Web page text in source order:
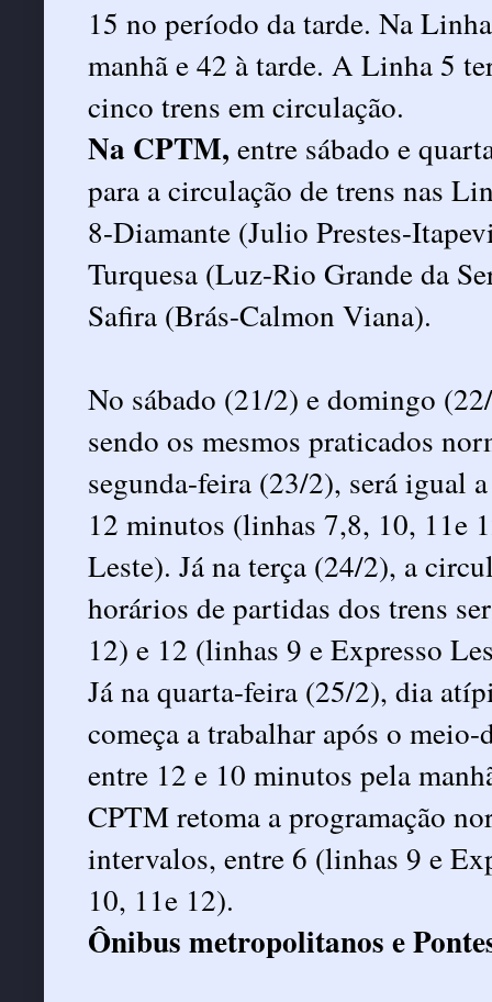
15 no período da tarde. Na
manhã e 42 à tarde. A Linha 5
cinco trens em circulação.
Na CPTM, entre sábado e
para a circulação de trens nas
8-Diamante (Julio Prestes-
Turquesa (Luz-Rio Grande da
Safira (Brás-Calmon Viana).
No sábado (21/2) e domingo
sendo os mesmos praticados
segunda-feira (23/2), será igual
12 minutos (linhas 7,8, 10, 11e
Leste). Já na terça (24/2), a
horários de partidas dos trens
12) e 12 (linhas 9 e Expresso
Já na quarta-feira (25/2), dia
começa a trabalhar após o
entre 12 e 10 minutos pela
CPTM retoma a programação
intervalos, entre 6 (linhas 9 e
10, 11e 12).
Ônibus metropolitanos e